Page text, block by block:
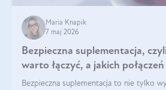
Maria Knapik
7 maj 2026
Bezpieczna suplementacja,
warto łączyć, a jakich
Bezpieczna suplementacja to nie tylko